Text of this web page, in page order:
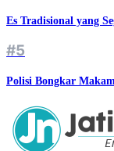
Es Tradisional yang
#5
Polisi Bongkar